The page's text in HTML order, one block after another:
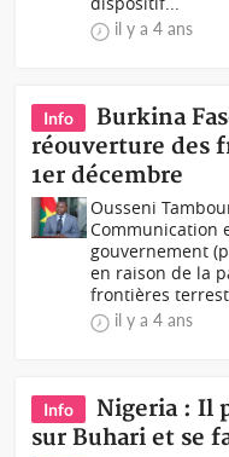
il y a 4 ans
Info
Burkina
réouverture des
1er décembre
Ousseni
Communication
gouvernement
en raison de la
frontières
il y a 4 ans
Info
Nigeria : Il
sur Buhari et se